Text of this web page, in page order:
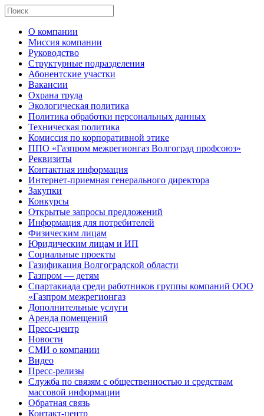
О компании
Миссия компании
Руководство
Структурные подразделения
Абонентские участки
Вакансии
Охрана труда
Экологическая политика
Политика обработки персональных данных
Техническая политика
Комиссия по корпоративной этике
ППО «Газпром межрегионгаз Волгоград профсоюз»
Реквизиты
Контактная информация
Интернет-приемная генерального директора
Закупки
Конкурсы
Открытые запросы предложений
Информация для потребителей
Физическим лицам
Юридическим лицам и ИП
Социальные проекты
Газификация Волгоградской области
Газпром — детям
Спартакиада среди работников группы компаний ООО
«Газпром межрегионгаз
Дополнительные услуги
Аренда помещений
Пресс-центр
Новости
СМИ о компании
Видео
Пресс-релизы
Служба по связям с общественностью и средствам
массовой информации
Обратная связь
Контакт-центр